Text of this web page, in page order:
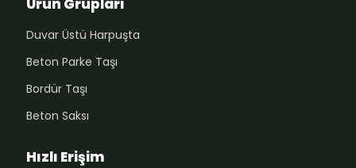
Ürün Grupları
Duvar Üstü Harpuşta
Beton Parke Taşı
Bordür Taşı
Beton Saksı
Hızlı Erişim